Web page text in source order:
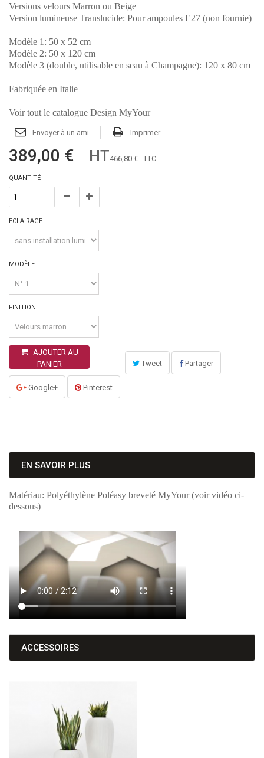
Versions velours Marron ou Beige
Version lumineuse Translucide: Pour ampoules E27 (non fournie)
Modèle 1: 50 x 52 cm
Modèle 2: 50 x 120 cm
Modèle 3 (double, utilisable en seau à Champagne): 120 x 80 cm
Fabriquée en Italie
Voir tout le catalogue Design MyYour
Envoyer à un ami Imprimer
389,00 € HT466,80 € TTC
QUANTITÉ
ECLAIRAGE
MODÈLE
FINITION
AJOUTER AU
PANIER
Tweet Partager
Google+ Pinterest
EN SAVOIR PLUS
Matériau: Polyéthylène Poléasy breveté MyYour (voir vidéo ci-
dessous)
ACCESSOIRES